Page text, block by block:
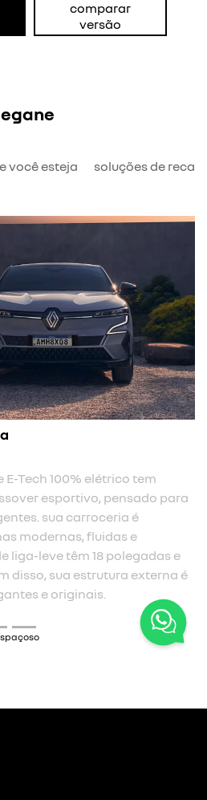
comparar
versão
você esteja soluções de
Tech 100% elétrico tem
esportivo, pensado para
sua carroceria é
modernas, fluidas e
liga-leve têm 18 polegadas e
disso, sua estrutura externa é
e originais.